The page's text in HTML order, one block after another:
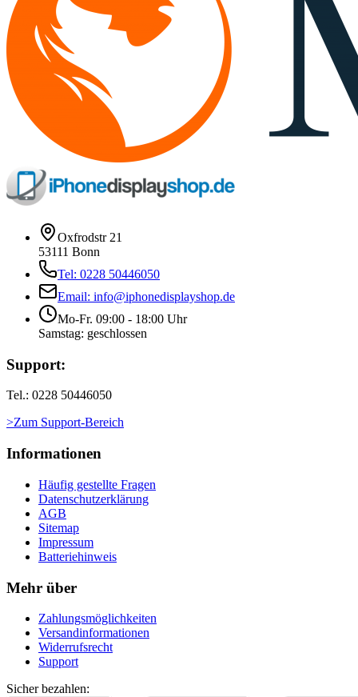
Oxfrodstr 21
53111 Bonn
Tel: 0228 50446050
Email: info@iphonedisplayshop.de
Mo-Fr. 09:00 - 18:00 Uhr
Samstag: geschlossen
Support:
Tel.: 0228 50446050
>Zum Support-Bereich
Informationen
Häufig gestellte Fragen
Datenschutzerklärung
AGB
Sitemap
Impressum
Batteriehinweis
Mehr über
Zahlungsmöglichkeiten
Versandinformationen
Widerrufsrecht
Support
Sicher bezahlen: